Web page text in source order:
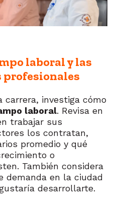
laboral y las
carrera, investiga cómo
laboral. Revisa en
trabajar sus
los contratan,
promedio y qué
o
También considera
demanda en la ciudad
desarrollarte.